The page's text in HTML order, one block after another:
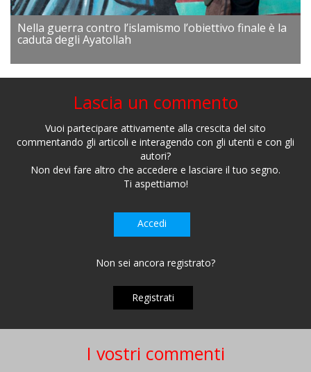
Nella guerra contro l’islamismo l’obiettivo finale è la
caduta degli Ayatollah
Lascia un commento
Vuoi partecipare attivamente alla crescita del sito
commentando gli articoli e interagendo con gli utenti e con gli
autori?
Non devi fare altro che accedere e lasciare il tuo segno.
Ti aspettiamo!
Accedi
Non sei ancora registrato?
Registrati
I vostri commenti